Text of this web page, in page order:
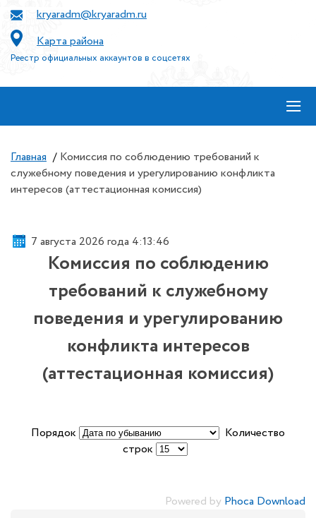
kryaradm@kryaradm.ru
Карта района
Реестр официальных аккаунтов в соцсетях
≡
Главная / Комиссия по соблюдению требований к
служебному поведения и урегулированию конфликта
интересов (аттестационная комиссия)
7 августа 2026 года 4:13:46
Комиссия по соблюдению
требований к служебному
поведения и урегулированию
конфликта интересов
(аттестационная комиссия)
Порядок
Количество
строк
Powered by Phoca Download